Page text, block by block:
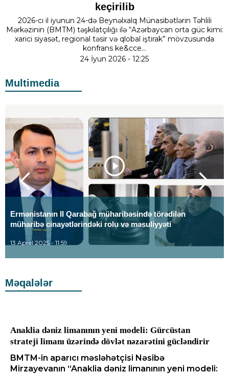
keçirilib
2026-cı il iyunun 24-də Beynəlxalq Münasibətlərin Təhlili
Mərkəzinin (BMTM) təşkilatçılığı ilə “Azərbaycan orta güc kimi:
xarici siyasət, regional təsir və qlobal iştirak” mövzusunda
konfrans ke&cce...
24 İyun 2026 - 12:25
Multimedia
Ermənistanın II Qarabağ müharibəsində törədilən
müharibə cinayətlərindəki rolu və məsuliyyəti
13 Aprel 2025 - 11:59
Məqalələr
Anaklia dəniz limanının yeni modeli: Gürcüstan
strateji limanı üzərində dövlət nəzarətini gücləndirir
BMTM-in aparıcı məsləhətçisi Nəsibə
Mirzayevanın “Anaklia dəniz limanının yeni modeli: